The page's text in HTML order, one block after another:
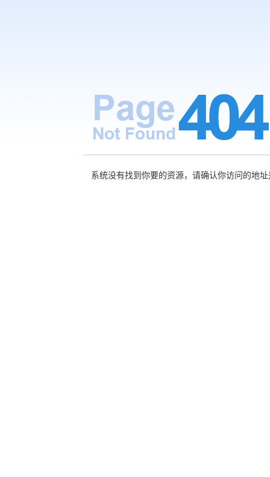
系统没有找到你要的资源，请确认你访问的地